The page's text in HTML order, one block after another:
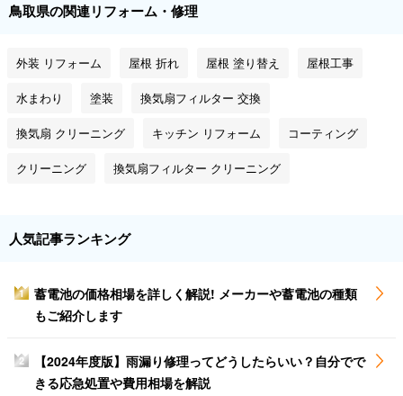
鳥取県の関連リフォーム・修理
外装 リフォーム 屋根 折れ 屋根 塗り替え 屋根工事
水まわり 塗装 換気扇フィルター 交換
換気扇 クリーニング キッチン リフォーム コーティング
クリーニング 換気扇フィルター クリーニング
人気記事ランキング
1
蓄電池の価格相場を詳しく解説! メーカーや蓄電池の種類
もご紹介します
2
【2024年度版】雨漏り修理ってどうしたらいい？自分でで
きる応急処置や費用相場を解説